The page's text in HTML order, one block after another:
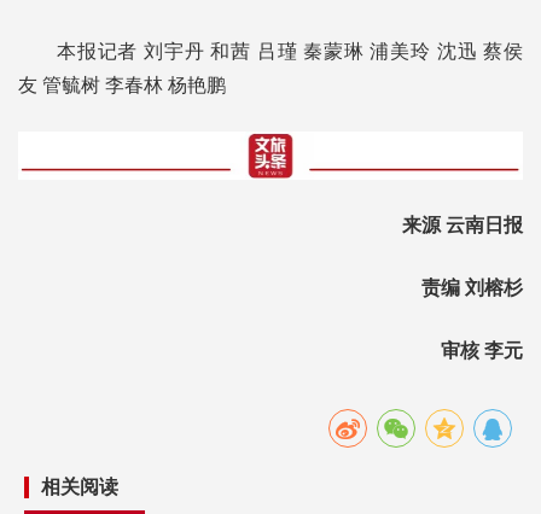
本报记者 刘宇丹 和茜 吕瑾 秦蒙琳 浦美玲 沈迅 蔡侯
友 管毓树 李春林 杨艳鹏
来源 云南日报
责编 刘榕杉
审核 李元
相关阅读